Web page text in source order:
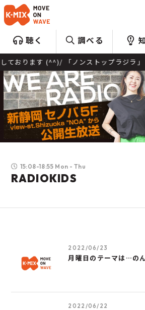
聴く 調べる
す (^^)/ 「ノンストップラジラ」 ⇒
15:08-18:55 Mon - Thu
RADIOKIDS
2022/06/23
月曜日のテーマは…の
2022/06/22